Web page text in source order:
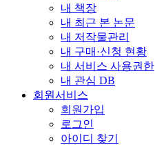
내 책장
내 최근 본 논문
내 저작물관리
내 구매·신청 현황
내 서비스 사용권한
내 관심 DB
회원서비스
회원가입
로그인
아이디 찾기